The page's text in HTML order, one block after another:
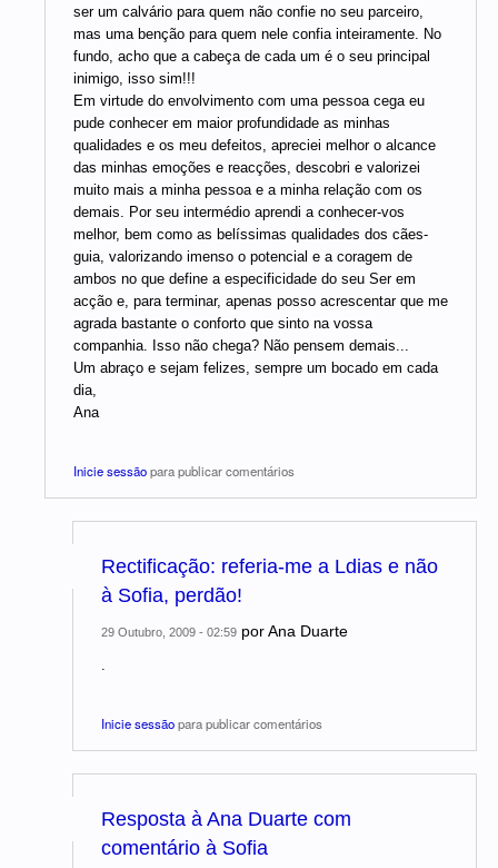
ser um calvário para quem não confie no seu parceiro,
mas uma benção para quem nele confia inteiramente. No
fundo, acho que a cabeça de cada um é o seu principal
inimigo, isso sim!!!
Em virtude do envolvimento com uma pessoa cega eu
pude conhecer em maior profundidade as minhas
qualidades e os meu defeitos, apreciei melhor o alcance
das minhas emoções e reacções, descobri e valorizei
muito mais a minha pessoa e a minha relação com os
demais. Por seu intermédio aprendi a conhecer-vos
melhor, bem como as belíssimas qualidades dos cães-
guia, valorizando imenso o potencial e a coragem de
ambos no que define a especificidade do seu Ser em
acção e, para terminar, apenas posso acrescentar que me
agrada bastante o conforto que sinto na vossa
companhia. Isso não chega? Não pensem demais...
Um abraço e sejam felizes, sempre um bocado em cada
dia,
Ana
Inicie sessãopara publicar comentários
Rectificação: referia-me a Ldias e não
à Sofia, perdão!
29 Outubro, 2009 - 02:59 porAna Duarte
.
Inicie sessãopara publicar comentários
Resposta à Ana Duarte com
comentário à Sofia